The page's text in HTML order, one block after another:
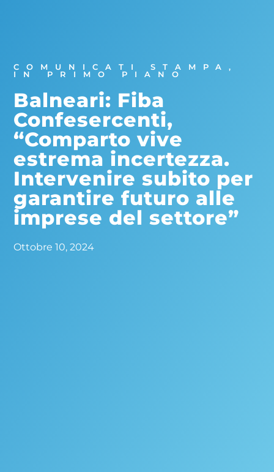
COMUNICATI STAMPA,
IN PRIMO PIANO
Balneari: Fiba
Confesercenti,
“Comparto vive
estrema incertezza.
Intervenire subito per
garantire futuro alle
imprese del settore”
Ottobre 10, 2024